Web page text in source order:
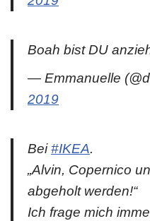
Boah bist DU
— Emmanuelle
2019
Bei#IKEA.
„Alvin, Copernico
abgeholt werden!“
Ich frage mich